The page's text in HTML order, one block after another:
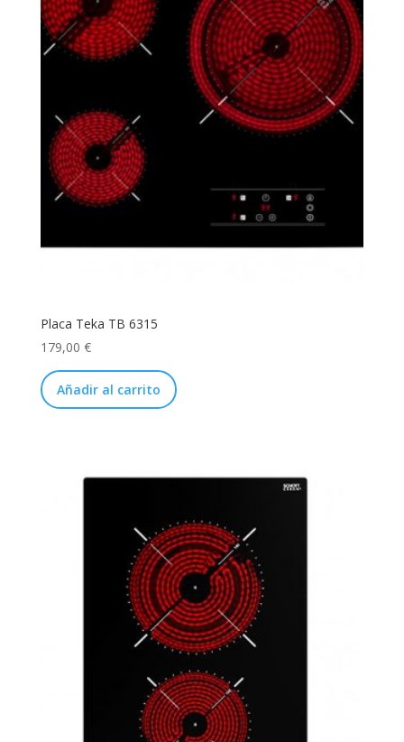
Placa Teka TB 6315
179,00 €
Añadir al carrito